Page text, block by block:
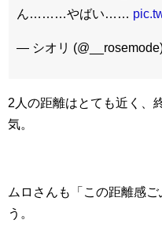
ん………やばい……
— シオリ
2人の距離はとても近く、
気。
ムロさんも「この距離感
う。